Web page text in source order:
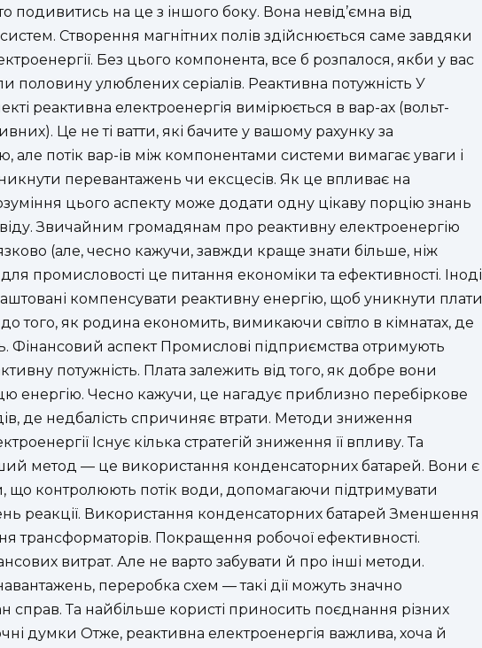
подивитись на це з іншого боку. Вона невід’ємна від
Створення магнітних полів здійснюється саме завдяки
Без цього компонента, все б розпалося, якби у вас
половину улюблених серіалів. Реактивна потужність У
реактивна електроенергія вимірюється в вар-ах (вольт-
Це не ті ватти, які бачите у вашому рахунку за
але потік вар-ів між компонентами системи вимагає уваги і
перевантажень чи ексцесів. Як це впливає на
цього аспекту може додати одну цікаву порцію знань
Звичайним громадянам про реактивну електроенергію
(але, чесно кажучи, завжди краще знати більше, ніж
промисловості це питання економіки та ефективності. Іноді
компенсувати реактивну енергію, щоб уникнути плати
до того, як родина економить, вимикаючи світло в кімнатах, де
Фінансовий аспект Промислові підприємства отримують
потужність. Плата залежить від того, як добре вони
енергію. Чеcно кажучи, це нагадує приблизно перебіркове
де недбалість спричиняє втрати. Методи зниження
Існує кілька стратегій зниження її впливу. Та
метод — це використання конденсаторних батарей. Вони є
що контролюють потік води, допомагаючи підтримувати
реакції. Використання конденсаторних батарей Зменшення
трансформаторів. Покращення робочої ефективності.
витрат. Але не варто забувати й про інші методи.
переробка схем — такі дії можуть значно
справ. Та найбільше користі приносить поєднання різних
думки Отже, реактивна електроенергія важлива, хоча й